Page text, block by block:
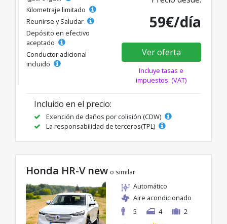
Kilometraje limitado
Reunirse y Saludar
Depósito en efectivo
aceptado
Conductor adicional
incluido
59€/día
Ver oferta
Incluye tasas e
impuestos. (VAT)
Incluido en el precio:
Exención de daños por colisión (CDW)
La responsabilidad de terceros(TPL)
Honda HR-V new o similar
Automático
Aire acondicionado
5
4 2